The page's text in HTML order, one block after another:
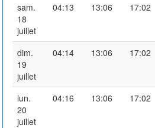
sam.
18
juillet
04:13 13:06 17:02
dim.
19
juillet
04:14 13:06 17:02
lun.
20
juillet
04:16 13:06 17:02